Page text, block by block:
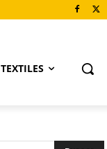
TEXTILES